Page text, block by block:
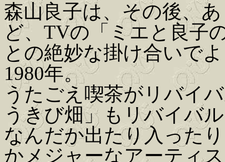
森山良子は、その後、
ど、TVの「ミエと良子
との絶妙な掛け合いで
1980年。
うたごえ喫茶がリバイ
うきび畑」もリバイバ
なんだか出たり入った
かメジャーなアーティ